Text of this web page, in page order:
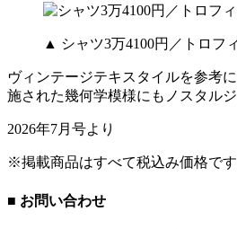
▲ シャツ3万4100円／トロフ
ヴィンテージテキスタイルを参考
施された幾何学模様にもノスタル
2026年7月号より
※掲載商品はすべて税込み価格です
■ お問い合わせ